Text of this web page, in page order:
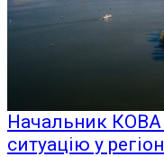
Начальник КОВА
ситуацію у